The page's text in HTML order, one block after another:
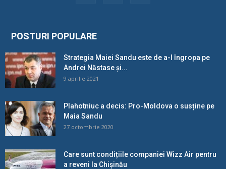
POSTURI POPULARE
Strategia Maiei Sandu este de a-l îngropa pe
Andrei Năstase și...
9 aprilie 2021
Plahotniuc a decis: Pro-Moldova o susține pe
Maia Sandu
27 octombrie 2020
Care sunt condițiile companiei Wizz Air pentru
a reveni la Chișinău